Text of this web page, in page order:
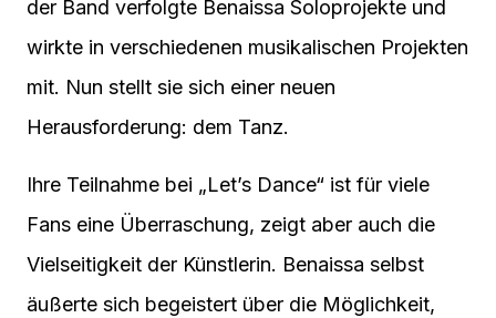
der Band verfolgte Benaissa Soloprojekte und
wirkte in verschiedenen musikalischen Projekten
mit. Nun stellt sie sich einer neuen
Herausforderung: dem Tanz.
Ihre Teilnahme bei „Let’s Dance“ ist für viele
Fans eine Überraschung, zeigt aber auch die
Vielseitigkeit der Künstlerin. Benaissa selbst
äußerte sich begeistert über die Möglichkeit,